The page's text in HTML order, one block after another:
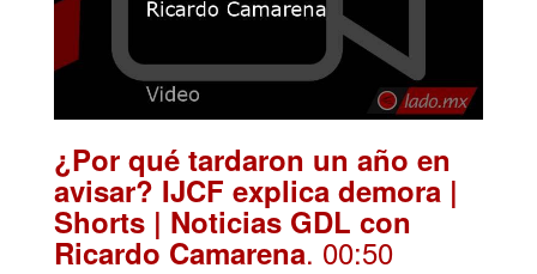
¿Por qué tardaron un año en
avisar? IJCF explica demora |
Shorts | Noticias GDL con
Ricardo Camarena. 00:50